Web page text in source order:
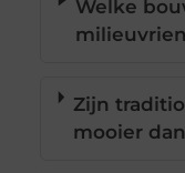
Welke
Zijn
mooier